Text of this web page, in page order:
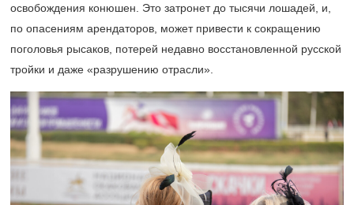
освобождения конюшен. Это затронет до тысячи лошадей, и,
по опасениям арендаторов, может привести к сокращению
поголовья рысаков, потерей недавно восстановленной русской
тройки и даже «разрушению отрасли».